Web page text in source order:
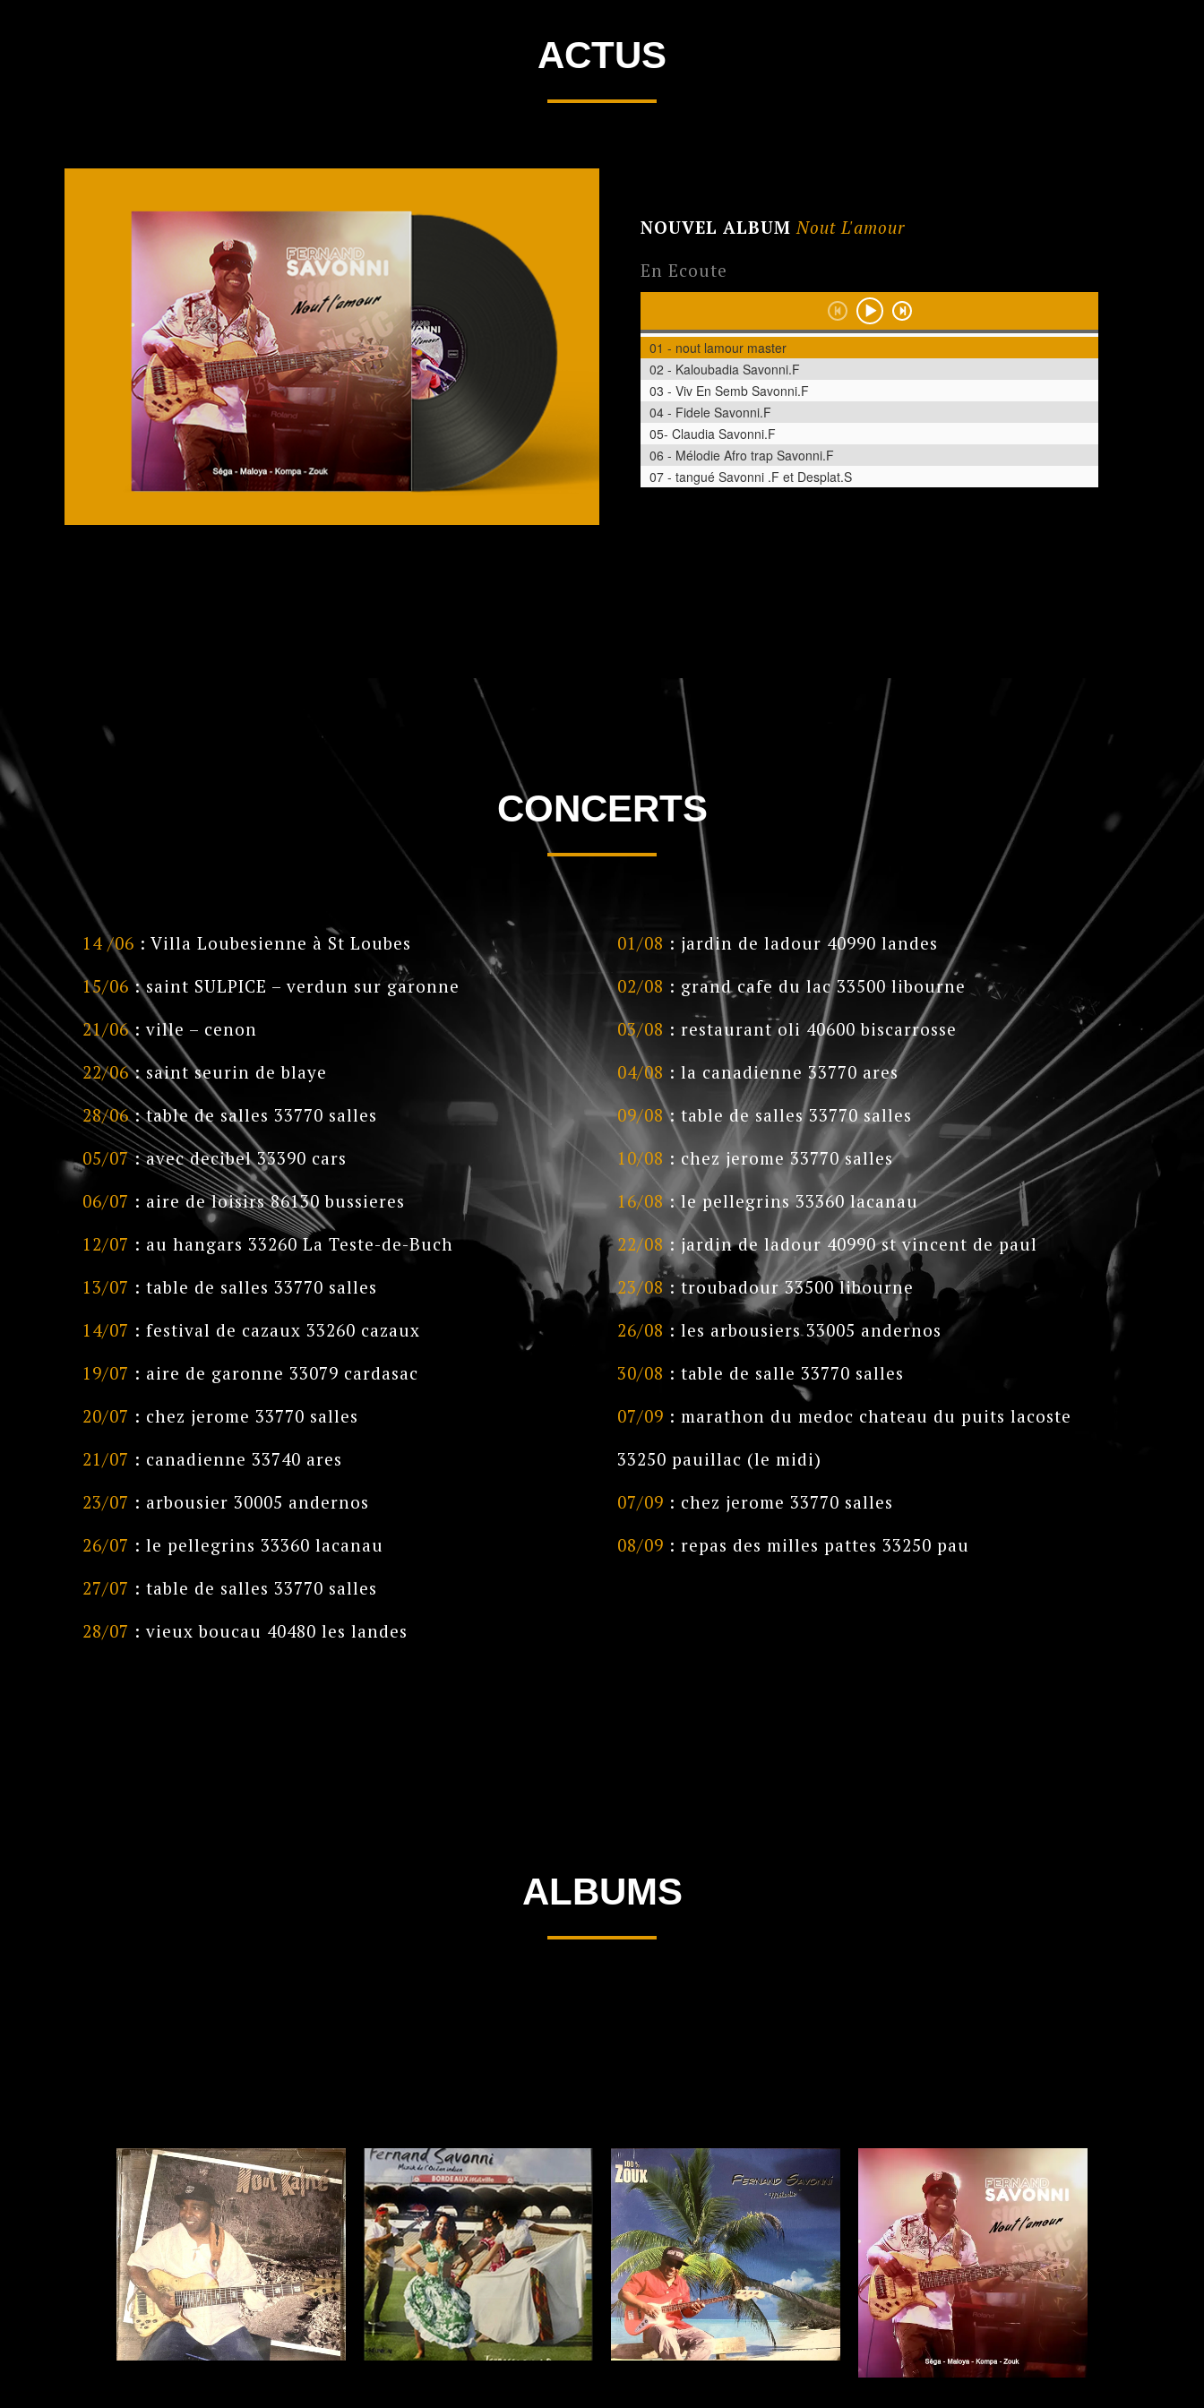
ACTUS
NOUVEL ALBUM Nout L'amour
En Ecoute
01 - nout lamour master
02 - Kaloubadia Savonni.F
03 - Viv En Semb Savonni.F
04 - Fidele Savonni.F
05- Claudia Savonni.F
06 - Mélodie Afro trap Savonni.F
07 - tangué Savonni .F et Desplat.S
CONCERTS
14 /06 : Villa Loubesienne à St Loubes
15/06 : saint SULPICE – verdun sur garonne
21/06 : ville – cenon
22/06: saint seurin de blaye
28/06 : table de salles 33770 salles
05/07 : avec decibel 33390 cars
06/07 : aire de loisirs 86130 bussieres
12/07 : au hangars 33260 La Teste-de-Buch
13/07 : table de salles 33770 salles
14/07 : festival de cazaux 33260 cazaux
19/07 : aire de garonne 33079 cardasac
20/07 : chez jerome 33770 salles
21/07 : canadienne 33740 ares
23/07 : arbousier 30005 andernos
26/07 : le pellegrins 33360 lacanau
27/07 : table de salles 33770 salles
28/07 : vieux boucau 40480 les landes
01/08 : jardin de ladour 40990 landes
02/08 : grand cafe du lac 33500 libourne
03/08 : restaurant oli 40600 biscarrosse
04/08 : la canadienne 33770 ares
09/08 : table de salles 33770 salles
10/08 : chez jerome 33770 salles
16/08 : le pellegrins 33360 lacanau
22/08 : jardin de ladour 40990 st vincent de paul
23/08 : troubadour 33500 libourne
26/08 : les arbousiers 33005 andernos
30/08 : table de salle 33770 salles
07/09 : marathon du medoc chateau du puits lacoste
33250 pauillac (le midi)
07/09 : chez jerome 33770 salles
08/09 : repas des milles pattes 33250 pau
ALBUMS